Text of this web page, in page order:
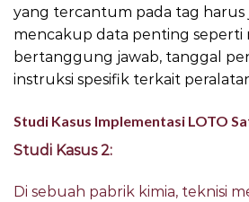
yang tercantum pada tag harus
mencakup data penting seperti
bertanggung jawab, tanggal
instruksi spesifik terkait
Studi Kasus Implementasi LOTO
Studi Kasus 2:
Di sebuah pabrik kimia, teknisi